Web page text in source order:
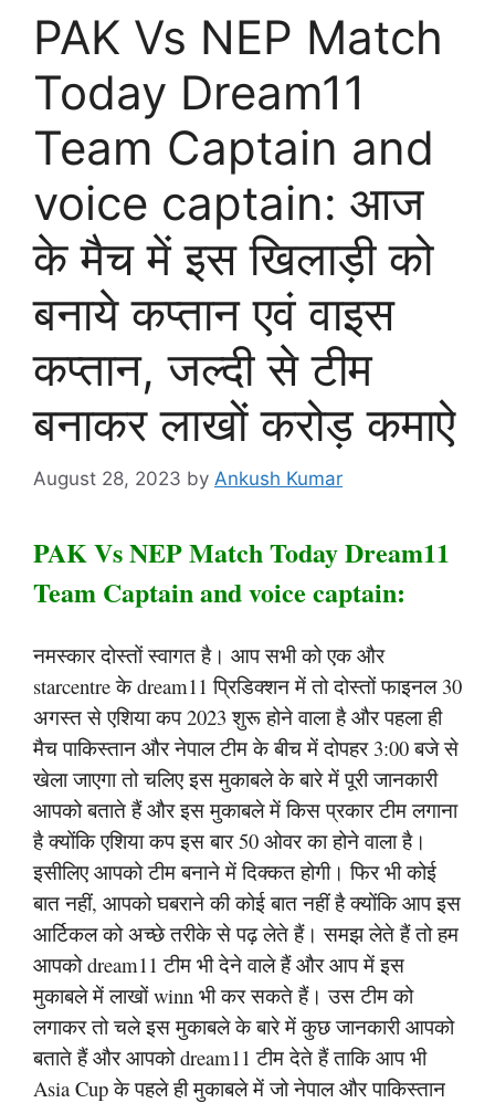
PAK Vs NEP Match
Today Dream11
Team Captain and
voice captain: आज
के मैच में इस खिलाड़ी को
बनाये कप्तान एवं वाइस
कप्तान, जल्दी से टीम
बनाकर लाखों करोड़ कमाऐ
August 28, 2023 by Ankush Kumar
PAK Vs NEP Match Today Dream11
Team Captain and voice captain:
नमस्कार दोस्तों स्वागत है। आप सभी को एक और
starcentre के dream11 प्रिडिक्शन में तो दोस्तों फाइनल 30
अगस्त से एशिया कप 2023 शुरू होने वाला है और पहला ही
मैच पाकिस्तान और नेपाल टीम के बीच में दोपहर 3:00 बजे से
खेला जाएगा तो चलिए इस मुकाबले के बारे में पूरी जानकारी
आपको बताते हैं और इस मुकाबले में किस प्रकार टीम लगाना
है क्योंकि एशिया कप इस बार 50 ओवर का होने वाला है।
इसीलिए आपको टीम बनाने में दिक्कत होगी। फिर भी कोई
बात नहीं, आपको घबराने की कोई बात नहीं है क्योंकि आप इस
आर्टिकल को अच्छे तरीके से पढ़ लेते हैं। समझ लेते हैं तो हम
आपको dream11 टीम भी देने वाले हैं और आप में इस
मुकाबले में लाखों winn भी कर सकते हैं। उस टीम को
लगाकर तो चले इस मुकाबले के बारे में कुछ जानकारी आपको
बताते हैं और आपको dream11 टीम देते हैं ताकि आप भी
Asia Cup के पहले ही मुकाबले में जो नेपाल और पाकिस्तान